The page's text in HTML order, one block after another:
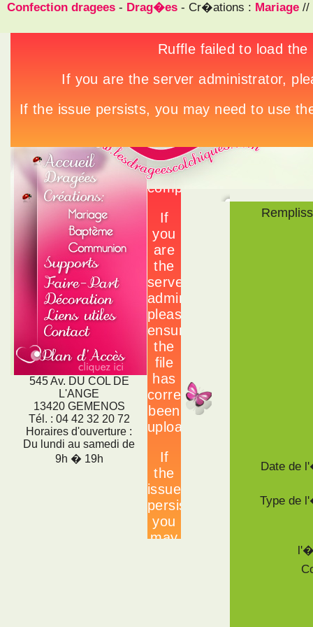
Confection dragees - Drag�es - Cr�ations : Mariage //
545 Av. DU COL DE
L'ANGE
13420 GEMENOS
Tél. : 04 42 32 20 72
Horaires d'ouverture :
Du lundi au samedi de
9h � 19h
Date de
Type de